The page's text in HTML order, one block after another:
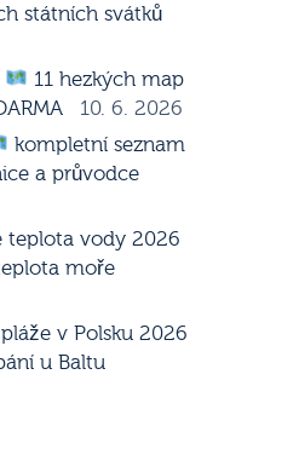
státních svátků
11 hezkých map
10. 6. 2026
kompletní seznam
a průvodce
teplota vody 2026
moře
v Polsku 2026
u Baltu